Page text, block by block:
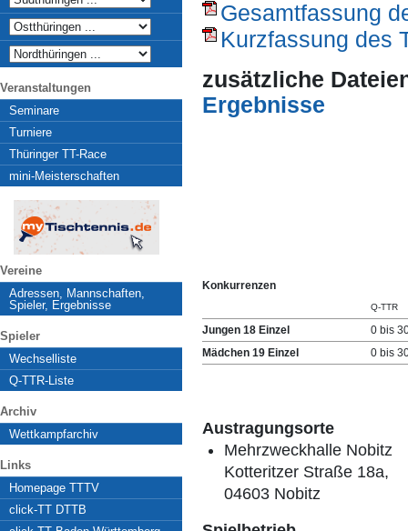
Veranstaltungen
Seminare
Turniere
Thüringer TT-Race
mini-Meisterschaften
Vereine
Adressen, Mannschaften,
Spieler, Ergebnisse
Spieler
Wechselliste
Q-TTR-Liste
Archiv
Wettkampfarchiv
Links
Homepage TTTV
click-TT DTTB
Gesamtfassung
Kurzfassung des
zusätzliche
Ergebnisse
Konkurrenzen
Q-TTR
Jungen 18 Einzel
0 bis
Mädchen 19 Einzel
0 bis
Austragungsorte
Mehrzweckhalle Nobitz
Kotteritzer Straße 18a,
04603 Nobitz